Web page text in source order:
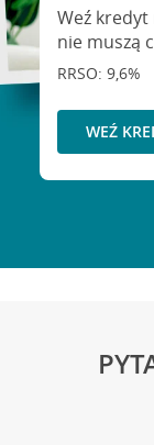
Weź
nie muszą
RRSO: 9,6%
WEŹ